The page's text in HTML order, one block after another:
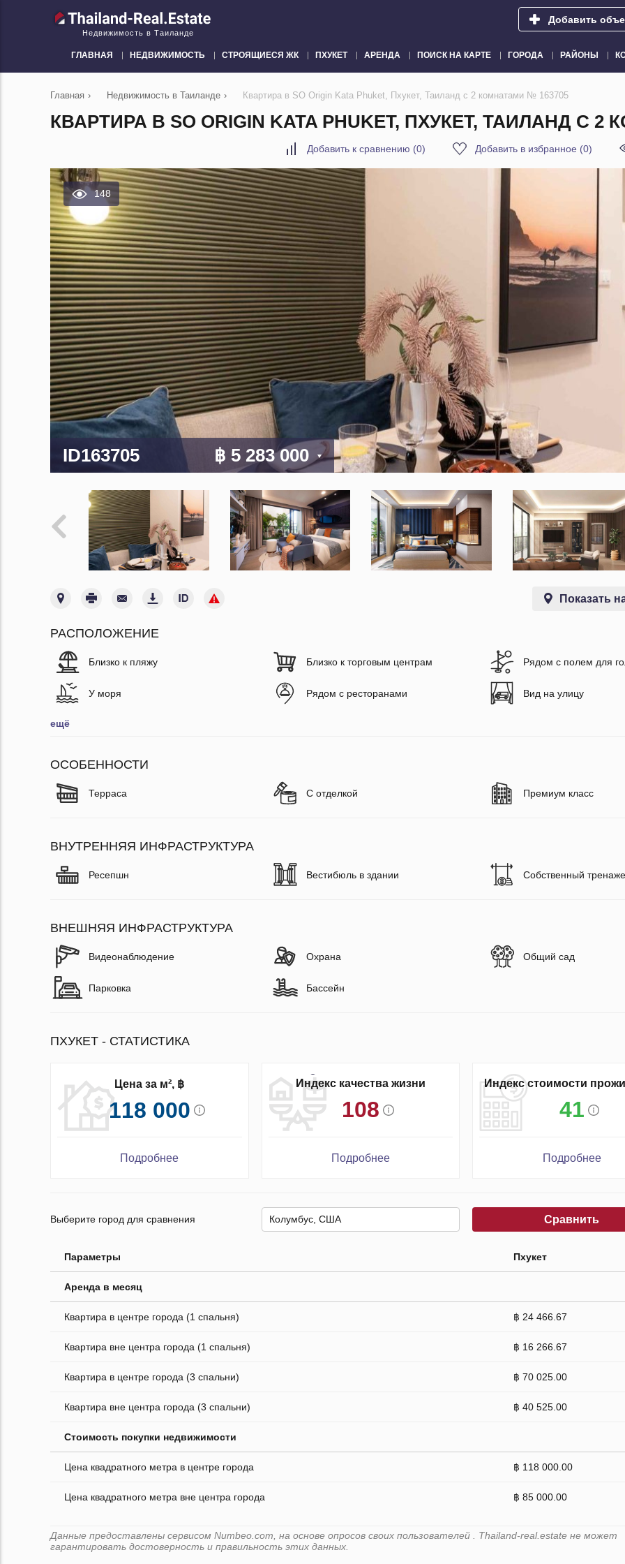
Недвижимость в Таиланде
Добавить
ГЛАВНАЯ НЕДВИЖИМОСТЬ СТРОЯЩИЕСЯ ЖК ПХУКЕТ АРЕНДА ПОИСК НА КАРТЕ ГОРОДА РАЙОНЫ
Главная › Недвижимость в Таиланде › Квартира в SO Origin Kata Phuket, Пхукет, Таиланд с 2 комнатами № 163705
КВАРТИРА В SO ORIGIN KATA PHUKET, ПХУКЕТ, ТАИЛАНД С
Добавить к сравнению (0) Добавить в избранное (0)
148
ID163705 ฿ 5 283 000
Показать
РАСПОЛОЖЕНИЕ
Близко к пляжу Близко к торговым центрам Рядом с полем для
У моря Рядом с ресторанами Вид на улицу
ещё
ОСОБЕННОСТИ
Терраса С отделкой Премиум класс
ВНУТРЕННЯЯ ИНФРАСТРУКТУРА
Ресепшн Вестибюль в здании Собственный
ВНЕШНЯЯ ИНФРАСТРУКТУРА
Видеонаблюдение Охрана Общий сад
Парковка Бассейн
ПХУКЕТ - СТАТИСТИКА
Цена за м², ฿
118 000
Подробнее
Индекс качества жизни
108
Подробнее
Индекс стоимости
41
Подробнее
Выберите город для сравнения Сравнить
Параметры Пхукет
Аренда в месяц
Квартира в центре города (1 спальня) ฿ 24 466.67
Квартира вне центра города (1 спальня) ฿ 16 266.67
Квартира в центре города (3 спальни) ฿ 70 025.00
Квартира вне центра города (3 спальни) ฿ 40 525.00
Стоимость покупки недвижимости
Цена квадратного метра в центре города ฿ 118 000.00
Цена квадратного метра вне центра города ฿ 85 000.00
Данные предоставлены сервисом Numbeo.com, на основе опросов своих пользователей . Thailand-real.estate не может
гарантировать достоверность и правильность этих данных.